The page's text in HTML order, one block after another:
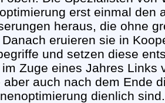
erst einmal den
heraus, die ohne
eruieren sie in
und setzen diese
Zuge eines Jahres Links
auch nach dem Ende
dienlich sind.